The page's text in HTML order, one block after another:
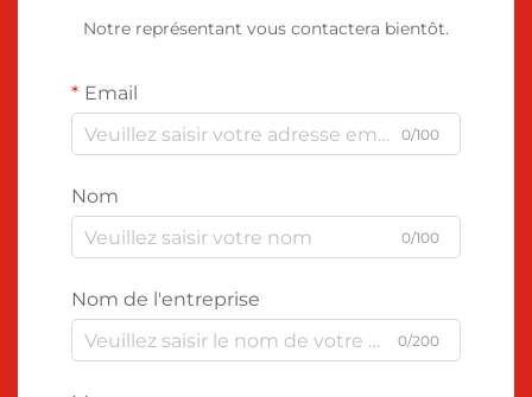
Notre représentant vous contactera bientôt.
Email
0/100
Nom
0/100
Nom de l'entreprise
0/200